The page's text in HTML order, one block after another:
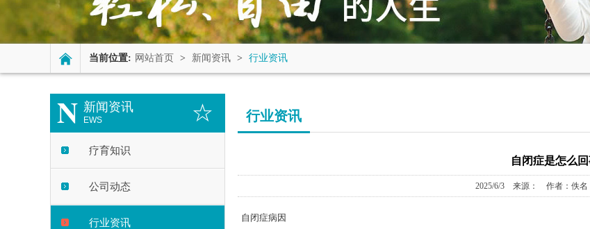
当前位置: 网站首页 > 新闻资讯 > 行业资讯
N 新闻资讯
EWS
疗育知识
公司动态
行业资讯
行业资讯
自闭症是怎么回
2025/6/3 来源： 作者：佚名
自闭症病因